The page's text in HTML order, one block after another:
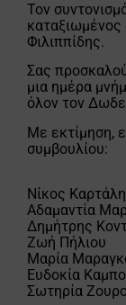
Τον
Φιλιππίδης.
Σας
μια ημέρα
όλον τον
Με εκτίμηση,
συμβουλίου:
Νίκος
Αδαμαντία
Δημήτρης
Ζωή Πήλιου
Μαρία
Ευδοκία
Σωτηρία